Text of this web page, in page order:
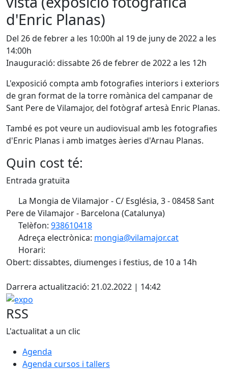
d'Enric Planas)
Del 26 de febrer a les 10:00h al 19 de juny de 2022 a les
14:00h
Inauguració: dissabte 26 de febrer de 2022 a les 12h
L'exposició compta amb fotografies interiors i exteriors
de gran format de la torre romànica del campanar de
Sant Pere de Vilamajor, del fotògraf artesà Enric Planas.
També es pot veure un audiovisual amb les fotografies
d'Enric Planas i amb imatges àeries d'Arnau Planas.
Quin cost té:
Entrada gratuïta
La Mongia de Vilamajor - C/ Església, 3 - 08458 Sant
Pere de Vilamajor - Barcelona (Catalunya)
Telèfon: 938610418
Adreça electrònica: mongia@vilamajor.cat
Horari:
Obert: dissabtes, diumenges i festius, de 10 a 14h
Darrera actualització: 21.02.2022 | 14:42
expo
RSS
L'actualitat a un clic
Agenda
Agenda cursos i tallers